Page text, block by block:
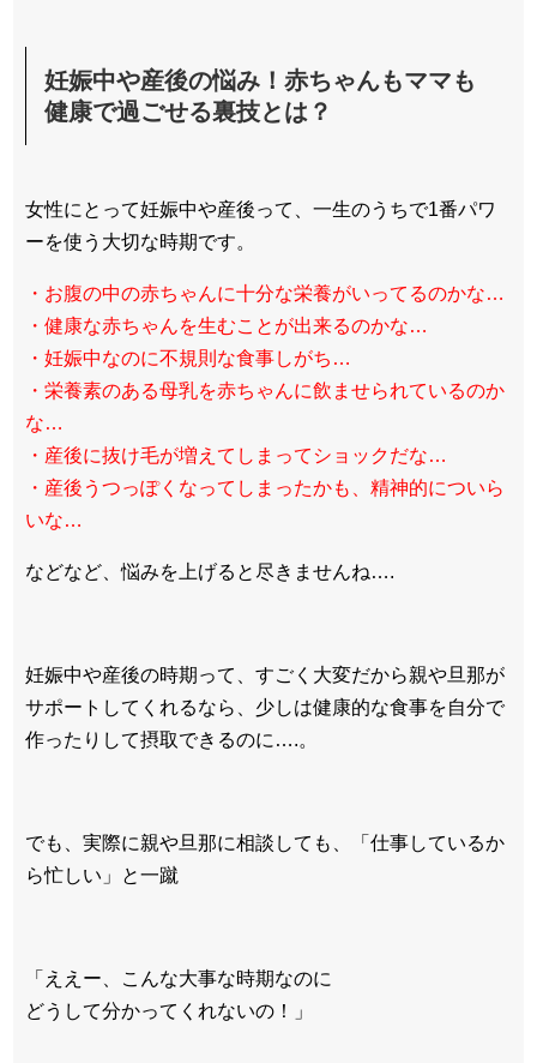
妊娠中や産後の悩み！赤ちゃんもママも
健康で過ごせる裏技とは？
女性にとって妊娠中や産後って、一生のうちで1番パワ
ーを使う大切な時期です。
・お腹の中の赤ちゃんに十分な栄養がいってるのかな…
・健康な赤ちゃんを生むことが出来るのかな…
・妊娠中なのに不規則な食事しがち…
・栄養素のある母乳を赤ちゃんに飲ませられているのか
な…
・産後に抜け毛が増えてしまってショックだな…
・産後うつっぽくなってしまったかも、精神的についら
いな…
などなど、悩みを上げると尽きませんね….
妊娠中や産後の時期って、すごく大変だから親や旦那が
サポートしてくれるなら、少しは健康的な食事を自分で
作ったりして摂取できるのに….。
でも、実際に親や旦那に相談しても、「仕事しているか
ら忙しい」と一蹴
「ええー、こんな大事な時期なのに
どうして分かってくれないの！」